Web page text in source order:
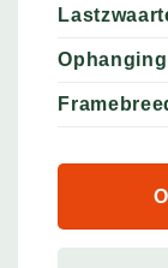
Ophanging